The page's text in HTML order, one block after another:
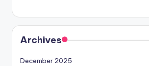
Archives
December 2025